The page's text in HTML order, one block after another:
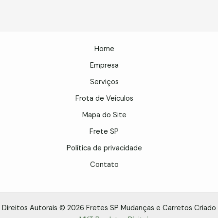
Home
Empresa
Serviços
Frota de Veículos
Mapa do Site
Frete SP
Política de privacidade
Contato
Direitos Autorais © 2026 Fretes SP Mudanças e Carretos Criado